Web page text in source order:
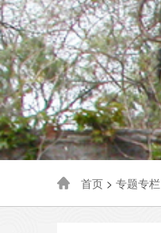
首页 > 专题专栏